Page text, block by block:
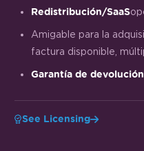
Redistribución/SaaS
Amigable para la
factura disponible,
Garantía de
See Licensing